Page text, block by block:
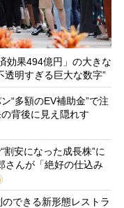
効果494億円」の大きな
明すぎる巨大な数字”
“多額のEV補助金”で注
背後に見え隠れす
安になった成長株”に
んが「絶好の仕込み
できる新形態レストラ